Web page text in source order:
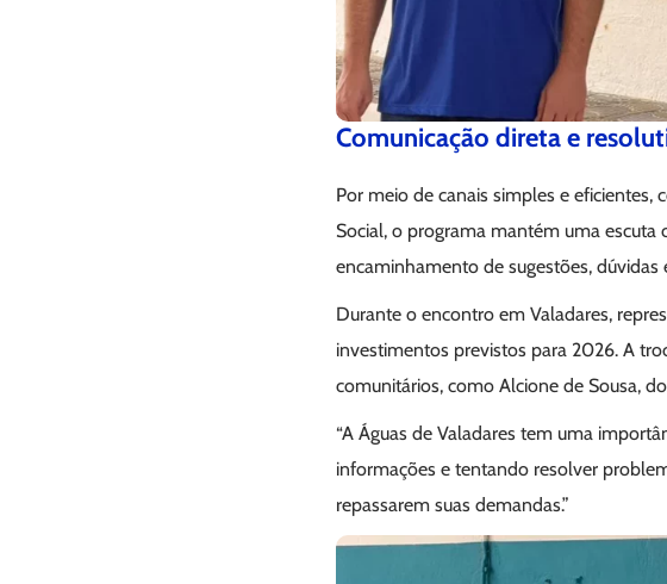
Comunicação direta e
Por meio de canais simples e
Social, o programa mantém uma escuta
encaminhamento de sugestões,
Durante o encontro em Valadares,
investimentos previstos para 2026. A
comunitários, como Alcione de Sousa,
“A Águas de Valadares tem uma
informações e tentando resolver
repassarem suas demandas.”